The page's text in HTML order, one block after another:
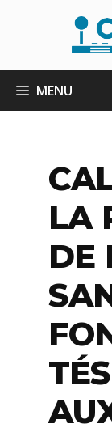
MENU
LA
DE